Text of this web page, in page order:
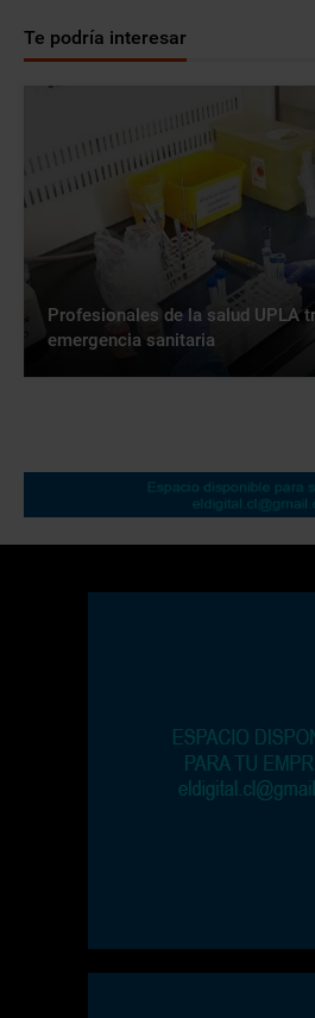
Te podría interesar
Profesionales de la salud UPLA
emergencia sanitaria